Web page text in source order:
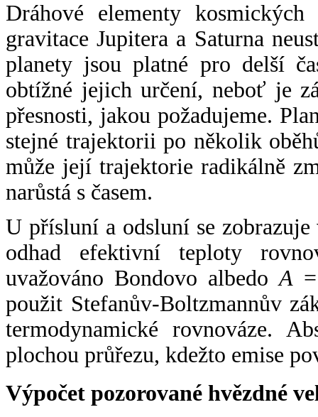
Dráhové elementy
gravitace Jupitera a Saturna
planety jsou platné pro delší
obtížné jejich určení, neboť je
přesnosti, jakou požadujeme.
stejné trajektorii po několik
může její trajektorie radikálně
narůstá s časem.
U přísluní a odsluní se
odhad efektivní teploty
uvažováno Bondovo albedoA
použit Stefanův-Boltzmannův
termodynamické rovnováze.
plochou průřezu, kdežto emise
Výpočet pozorované hvězdné